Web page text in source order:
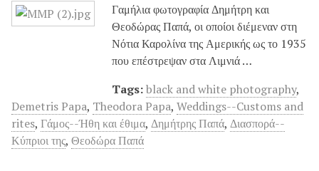
Γαμήλια φωτογραφία Δημήτρη και
Θεοδώρας Παπά, οι οποίοι διέμεναν στη
Νότια Καρολίνα της Αμερικής ως το 1935
που επέστρεψαν στα Λιμνιά …
Tags:black and white photography,
Demetris Papa, Theodora Papa, Weddings--Customs and
rites, Γάμος--Ήθη και έθιμα, Δημήτρης Παπά, Διασπορά--
Κύπριοι της, Θεοδώρα Παπά